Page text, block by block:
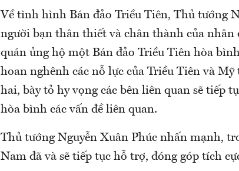
Về tình hình Bán đảo Triều Tiên, Thủ tướng
người bạn thân thiết và chân thành của
quán ủng hộ một Bán đảo Triều Tiên hòa
hoan nghênh các nỗ lực của Triều Tiên và
hai, bày tỏ hy vọng các bên liên quan sẽ tiếp
hòa bình các vấn đề liên quan.
Thủ tướng Nguyễn Xuân Phúc nhấn mạnh,
Nam đã và sẽ tiếp tục hỗ trợ, đóng góp tích